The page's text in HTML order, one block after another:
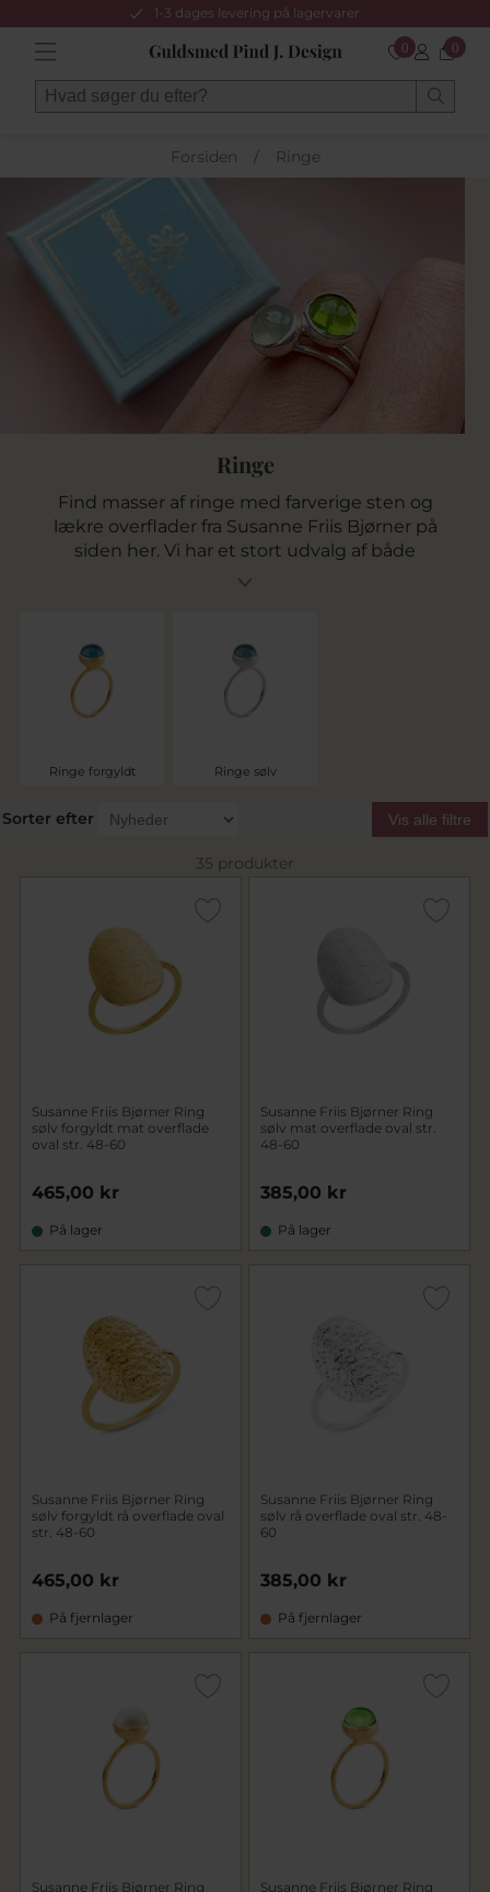
1-3 dages levering på lagervarer
0 0
Forsiden / Ringe
Ringe
Find masser af ringe med farverige sten og
lækre overflader fra Susanne Friis Bjørner på
siden her. Vi har et stort udvalg af både
sølvringe og ringe i forgyldt sølv, så uanset om
fragt til pakkeshop v. køb for over 499,-.
Ringe forgyldt Ringe sølv
Sorter efter Vis alle filtre
35 produkter
Susanne Friis Bjørner Ring
sølv forgyldt mat overflade
oval str. 48-60
465,00 kr
På lager
Susanne Friis Bjørner Ring
sølv mat overflade oval str.
48-60
385,00 kr
På lager
Susanne Friis Bjørner Ring
sølv forgyldt rå overflade oval
str. 48-60
465,00 kr
På fjernlager
Susanne Friis Bjørner Ring
sølv rå overflade oval str. 48-
60
385,00 kr
På fjernlager
Susanne Friis Bjørner Ring
Susanne Friis Bjørner Ring